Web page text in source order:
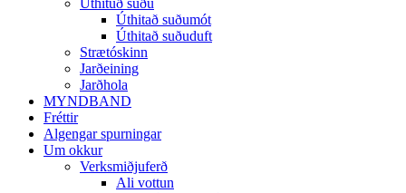
Úthituð suðu
Úthitað suðumót
Úthitað suðuduft
Strætóskinn
Jarðeining
Jarðhola
MYNDBAND
Fréttir
Algengar spurningar
Um okkur
Verksmiðjuferð
Ali vottun